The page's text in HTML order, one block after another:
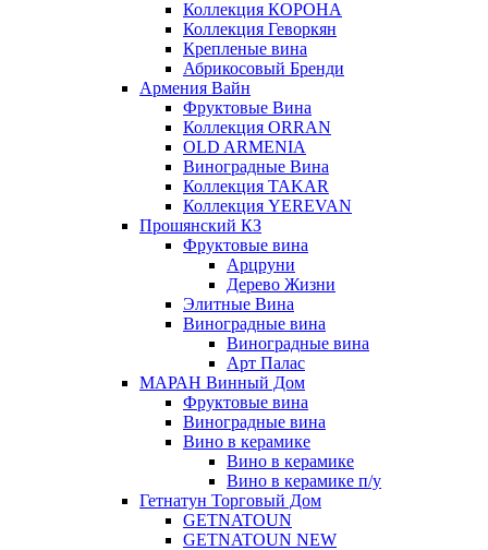
Коллекция КОРОНА
Коллекция Геворкян
Крепленые вина
Абрикосовый Бренди
Армения Вайн
Фруктовые Вина
Коллекция ORRAN
OLD ARMENIA
Виноградные Вина
Коллекция TAKAR
Коллекция YEREVAN
Прошянский КЗ
Фруктовые вина
Арцруни
Дерево Жизни
Элитные Вина
Виноградные вина
Виноградные вина
Арт Палас
МАРАН Винный Дом
Фруктовые вина
Виноградные вина
Вино в керамике
Вино в керамике
Вино в керамике п/у
Гетнатун Торговый Дом
GETNATOUN
GETNATOUN NEW